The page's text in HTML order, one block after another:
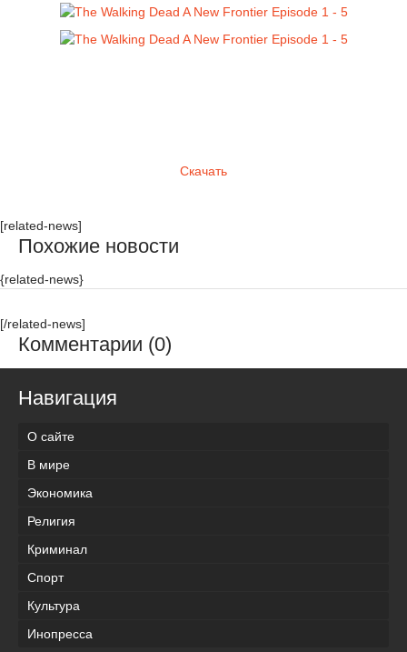
Скачать
[related-news]
Похожие новости
{related-news}
[/related-news]
Комментарии (0)
Навигация
О сайте
В мире
Экономика
Религия
Криминал
Спорт
Культура
Инопресса